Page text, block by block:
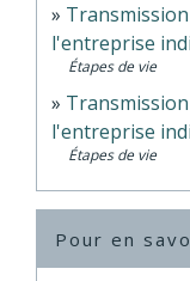
l'entreprise
Étapes de vie
l'entreprise
Étapes de vie
Pour en